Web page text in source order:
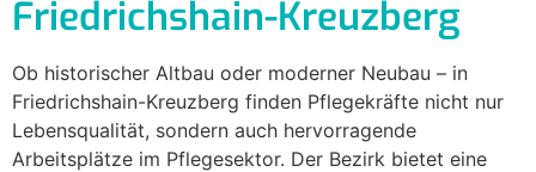
Friedrichshain-Kreuzberg
Ob historischer Altbau oder moderner Neubau – in
Friedrichshain-Kreuzberg finden Pflegekräfte nicht nur
Lebensqualität, sondern auch hervorragende
Arbeitsplätze im Pflegesektor. Der Bezirk bietet eine